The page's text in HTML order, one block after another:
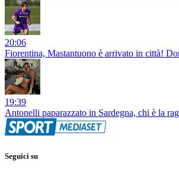
20:06
Fiorentina, Mastantuono è arrivato in città!
19:39
Antonelli paparazzato in Sardegna, chi è la
Seguici su